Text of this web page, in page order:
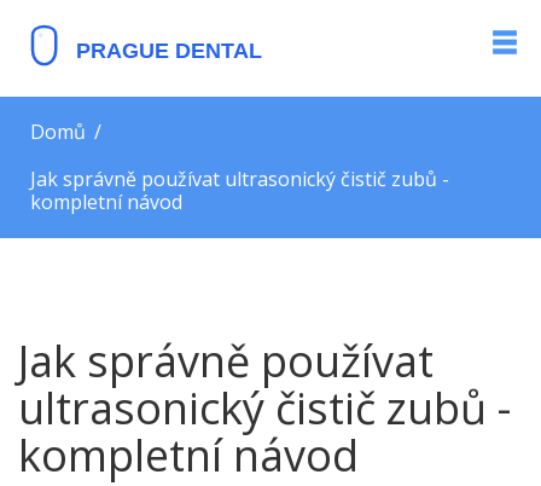
Domů
Jak správně používat ultrasonický čistič zubů -
kompletní návod
Jak správně používat
ultrasonický čistič zubů -
kompletní návod